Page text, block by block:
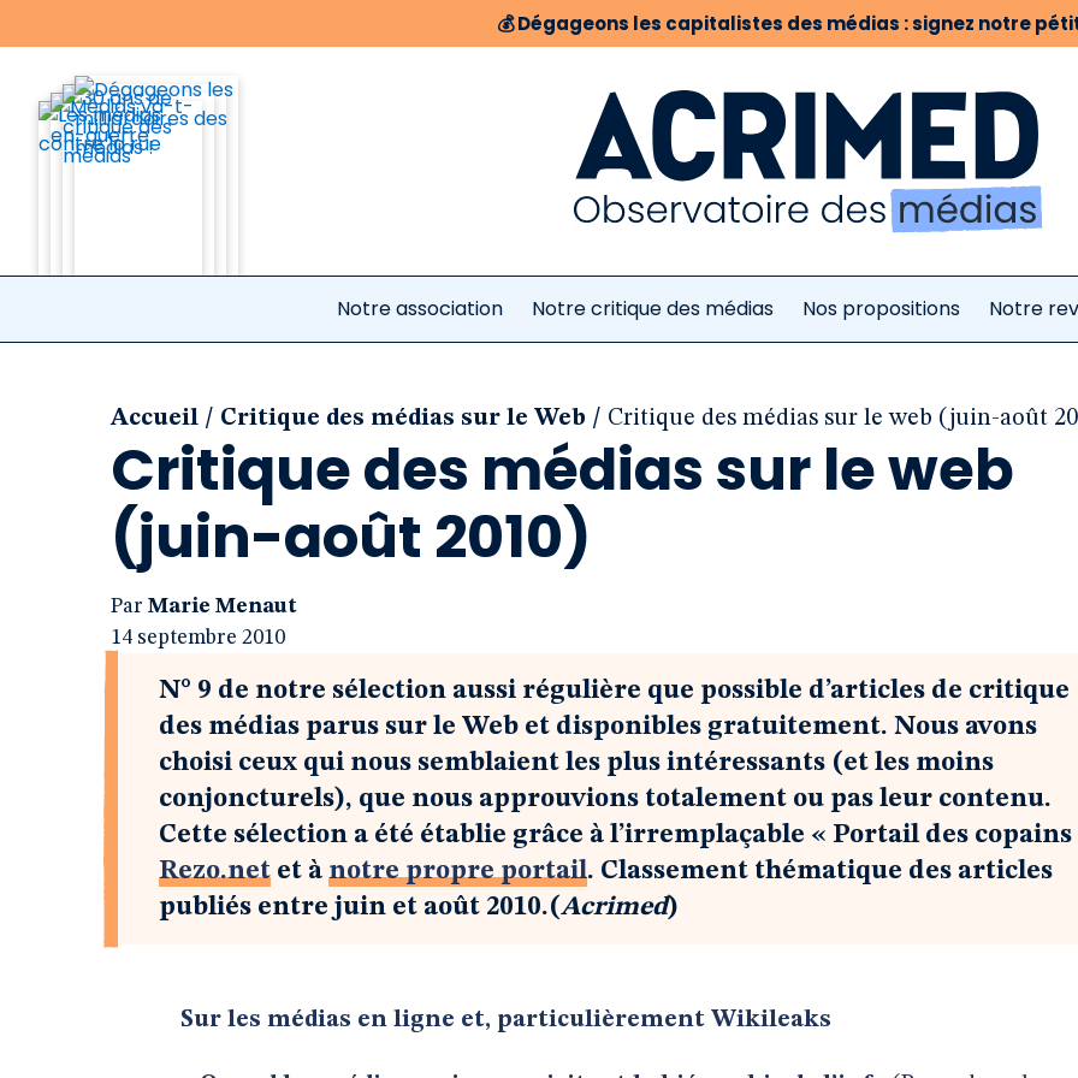
💰Dégageons les capitalistes des médias : signez notre
Notre association Notre critique des médias Nos propositions Notre
Accueil / Critique des médias sur le Web / Critique des médias sur le web (juin-août
Critique des médias sur le web
(juin-août 2010)
Par Marie Menaut
14 septembre 2010
N° 9 de notre sélection aussi régulière que possible d’articles de critique
des médias parus sur le Web et disponibles gratuitement. Nous avons
choisi ceux qui nous semblaient les plus intéressants (et les moins
conjoncturels), que nous approuvions totalement ou pas leur contenu.
Cette sélection a été établie grâce à l’irremplaçable « Portail des copains
Rezo.net et à notre propre portail. Classement thématique des articles
publiés entre juin et août 2010.(Acrimed)
Sur les médias en ligne et, particulièrement Wikileaks